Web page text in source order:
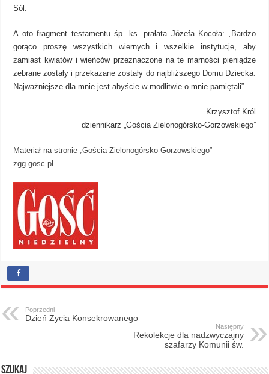
Sól.
A oto fragment testamentu śp. ks. prałata Józefa Kocoła: „Bardzo
gorąco proszę wszystkich wiernych i wszelkie instytucje, aby
zamiast kwiatów i wieńców przeznaczone na te marności pieniądze
zebrane zostały i przekazane zostały do najbliższego Domu Dziecka.
Najważniejsze dla mnie jest abyście w modlitwie o mnie pamiętali”.
Krzysztof Król
dziennikarz „Gościa Zielonogórsko-Gorzowskiego”
Materiał na stronie „Gościa Zielonogórsko-Gorzowskiego” –
zgg.gosc.pl
Poprzedni
Dzień Życia Konsekrowanego
Następny
Rekolekcje dla nadzwyczajny
szafarzy Komunii św.
Szukaj